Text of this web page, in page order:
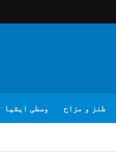
طنز و مزاح وسطی ایشیا